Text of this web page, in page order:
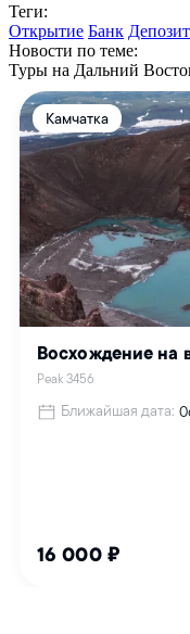
Теги:
Открытие Банк Депозит
Новости по теме:
Туры на Дальний